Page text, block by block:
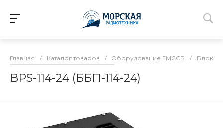
Главная / Каталог товаров / Оборудование ГМССБ / Блоки
BPS-114-24 (ББП-114-24)